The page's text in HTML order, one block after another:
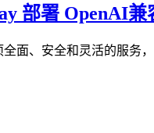
部署 OpenAI兼
面、安全和灵活的服